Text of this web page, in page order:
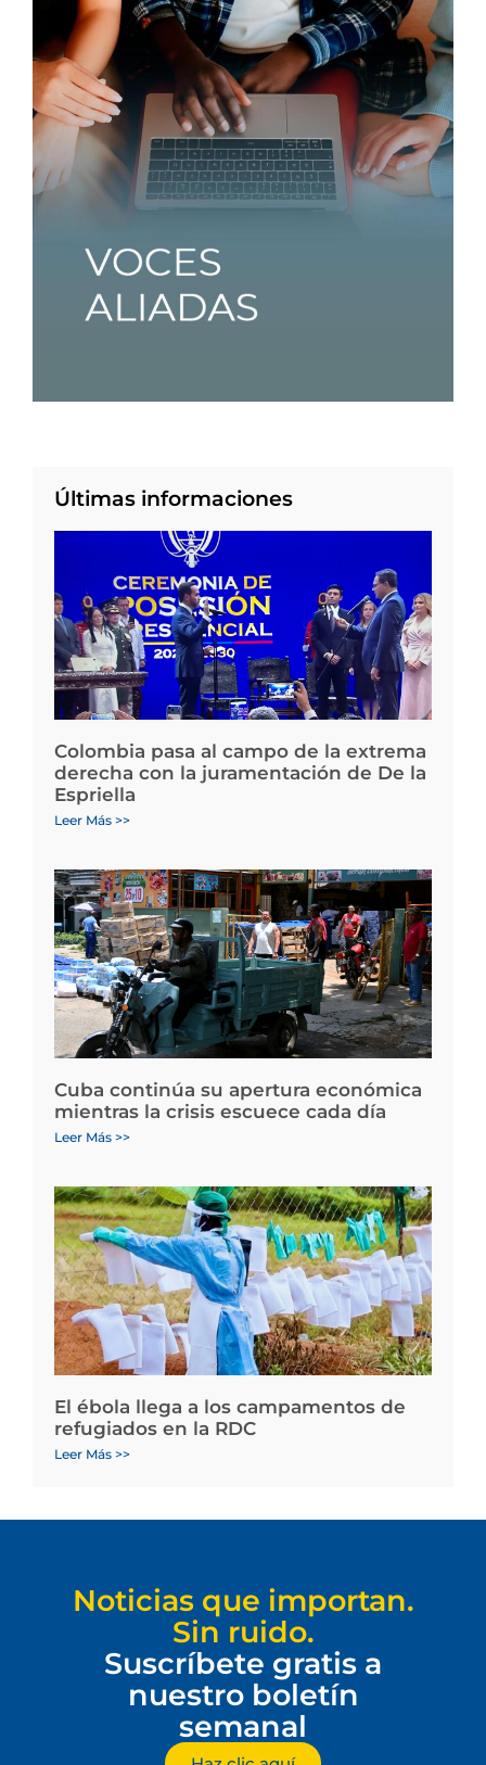
Últimas informaciones
Colombia pasa al campo de la extrema
derecha con la juramentación de De la
Espriella
Leer Más >>
Cuba continúa su apertura económica
mientras la crisis escuece cada día
Leer Más >>
El ébola llega a los campamentos de
refugiados en la RDC
Leer Más >>
Noticias que importan.
Sin ruido.
Suscríbete gratis a
nuestro boletín
semanal